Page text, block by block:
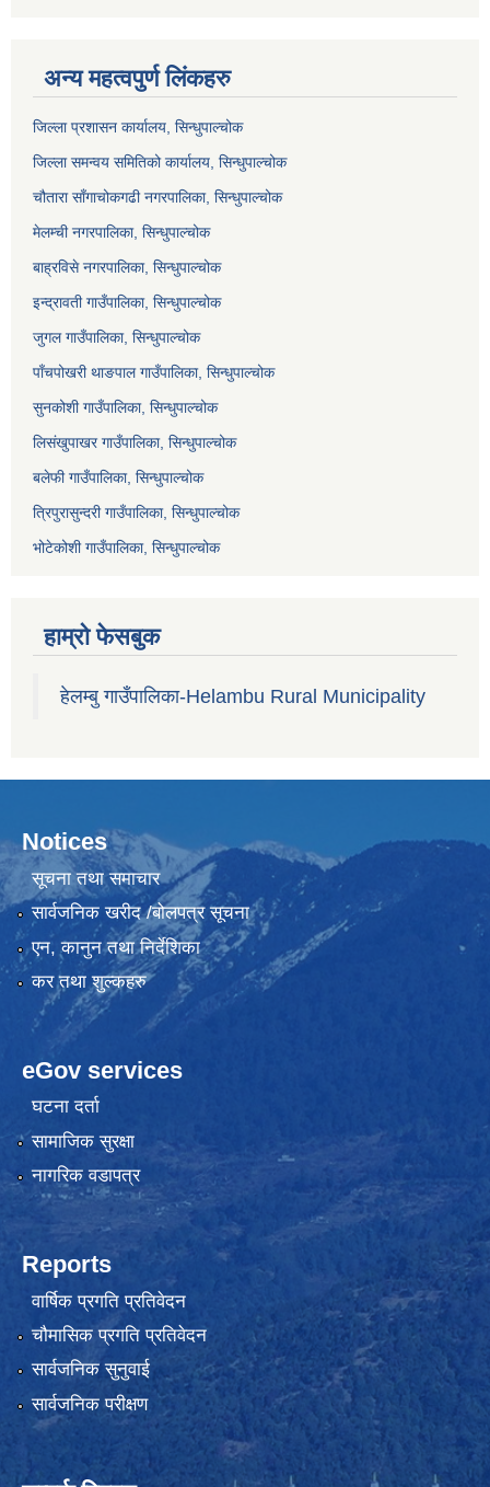
अन्य महत्वपुर्ण लिंकहरु
जिल्ला प्रशासन कार्यालय, सिन्धुपाल्चोक
जिल्ला समन्वय समितिको कार्यालय, सिन्धुपाल्चोक
चौतारा साँगाचोकगढी नगरपालिका, सिन्धुपाल्चोक
मेलम्ची नगरपालिका, सिन्धुपाल्चोक
बाह्रविसे नगरपालिका, सिन्धुपाल्चोक
इन्द्रावती गाउँपालिका, सिन्धुपाल्चोक
जुगल गाउँपालिका, सिन्धुपाल्चोक
पाँचपोखरी थाङपाल गाउँपालिका, सिन्धुपाल्चोक
सुनकोशी गाउँपालिका, सिन्धुपाल्चोक
लिसंखुपाखर गाउँपालिका, सिन्धुपाल्चोक
बलेफी गाउँपालिका, सिन्धुपाल्चोक
त्रिपुरासुन्दरी गाउँपालिका, सिन्धुपाल्चोक
भोटेकोशी गाउँपालिका, सिन्धुपाल्चोक
हाम्रो फेसबुक
हेलम्बु गाउँपालिका-Helambu Rural Municipality
Notices
सूचना तथा समाचार
सार्वजनिक खरीद /बोलपत्र सूचना
एन, कानुन तथा निर्देशिका
कर तथा शुल्कहरु
eGov services
घटना दर्ता
सामाजिक सुरक्षा
नागरिक वडापत्र
Reports
वार्षिक प्रगति प्रतिवेदन
चौमासिक प्रगति प्रतिवेदन
सार्वजनिक सुनुवाई
सार्वजनिक परीक्षण